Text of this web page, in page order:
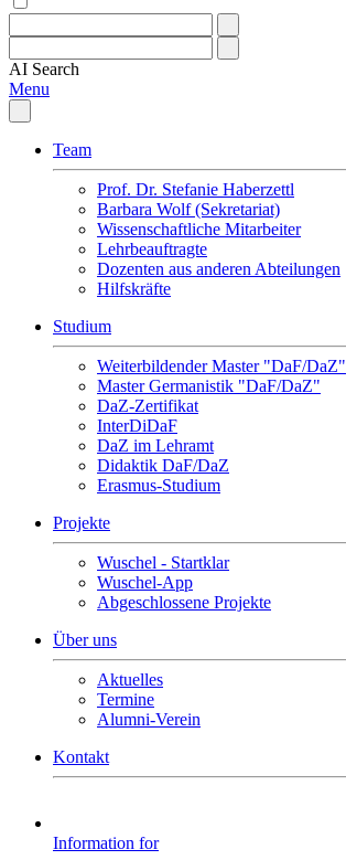
AI Search
Menu
Team
Prof. Dr. Stefanie Haberzettl
Barbara Wolf (Sekretariat)
Wissenschaftliche Mitarbeiter
Lehrbeauftragte
Dozenten aus anderen Abteilungen
Hilfskräfte
Studium
Weiterbildender Master "DaF/DaZ"
Master Germanistik "DaF/DaZ"
DaZ-Zertifikat
InterDiDaF
DaZ im Lehramt
Didaktik DaF/DaZ
Erasmus-Studium
Projekte
Wuschel - Startklar
Wuschel-App
Abgeschlossene Projekte
Über uns
Aktuelles
Termine
Alumni-Verein
Kontakt
Information for